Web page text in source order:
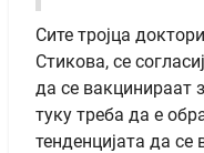
Сите тројца
Стикова, се
да се вакцинираат
туку треба да е
тенденцијата да